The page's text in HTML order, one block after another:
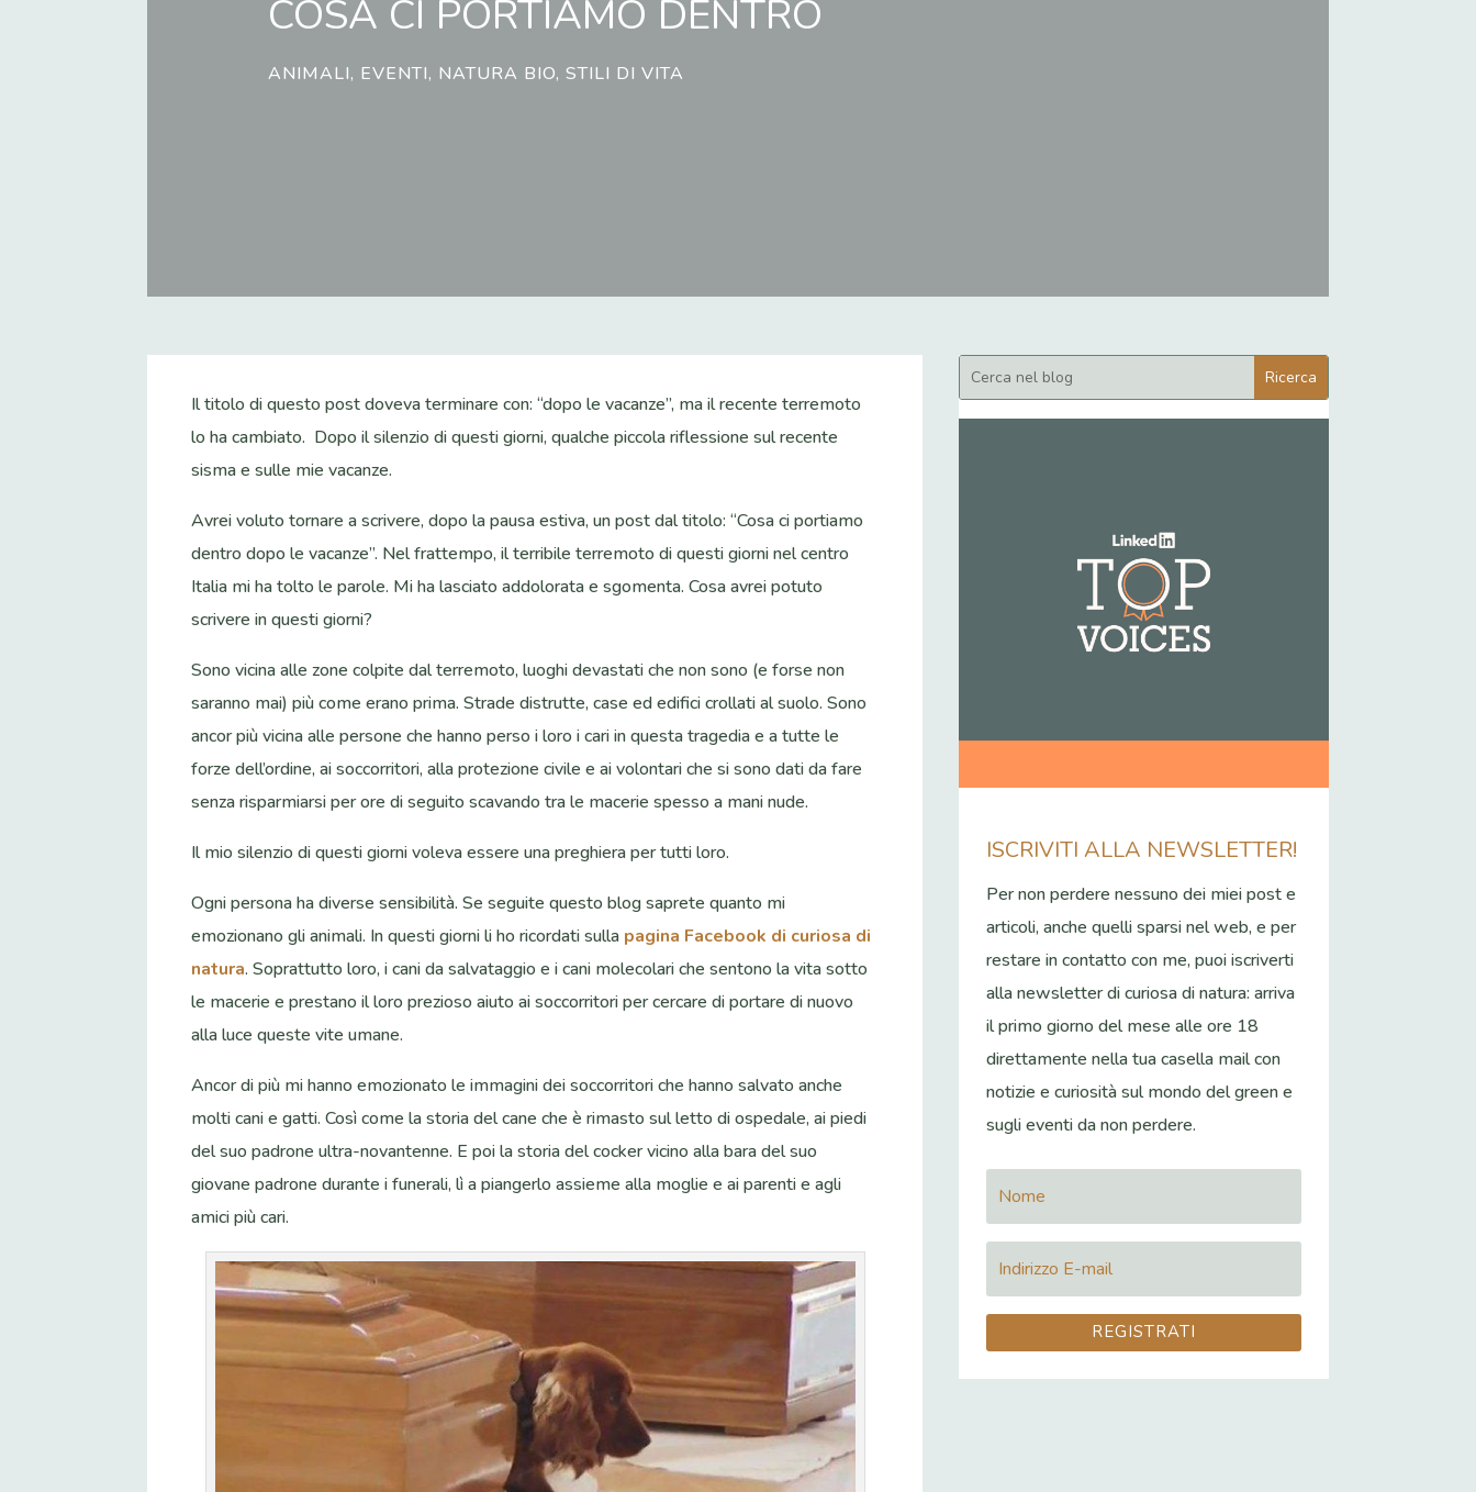
COSA CI PORTIAMO DENTRO
ANIMALI, EVENTI, NATURA BIO,STILI DI VITA
Il titolo di questo post doveva terminare con: “dopo le vacanze”, ma il recente terremoto
lo ha cambiato. Dopo il silenzio di questi giorni, qualche piccola riflessione sul recente
sisma e sulle mie vacanze.
Avrei voluto tornare a scrivere, dopo la pausa estiva, un post dal titolo: “Cosa ci portiamo
dentro dopo le vacanze”. Nel frattempo, il terribile terremoto di questi giorni nel centro
Italia mi ha tolto le parole. Mi ha lasciato addolorata e sgomenta. Cosa avrei potuto
scrivere in questi giorni?
Sono vicina alle zone colpite dal terremoto, luoghi devastati che non sono (e forse non
saranno mai) più come erano prima. Strade distrutte, case ed edifici crollati al suolo. Sono
ancor più vicina alle persone che hanno perso i loro i cari in questa tragedia e a tutte le
forze dell’ordine, ai soccorritori, alla protezione civile e ai volontari che si sono dati da fare
senza risparmiarsi per ore di seguito scavando tra le macerie spesso a mani nude.
Il mio silenzio di questi giorni voleva essere una preghiera per tutti loro.
Ogni persona ha diverse sensibilità. Se seguite questo blog saprete quanto mi
emozionano gli animali. In questi giorni li ho ricordati sulla pagina Facebook di curiosa di
natura. Soprattutto loro, i cani da salvataggio e i cani molecolari che sentono la vita sotto
le macerie e prestano il loro prezioso aiuto ai soccorritori per cercare di portare di nuovo
alla luce queste vite umane.
Ancor di più mi hanno emozionato le immagini dei soccorritori che hanno salvato anche
molti cani e gatti. Così come la storia del cane che è rimasto sul letto di ospedale, ai piedi
del suo padrone ultra-novantenne. E poi la storia del cocker vicino alla bara del suo
giovane padrone durante i funerali, lì a piangerlo assieme alla moglie e ai parenti e agli
amici più cari.
ISCRIVITI ALLA NEWSLETTER!
Per non perdere nessuno dei miei post e
articoli, anche quelli sparsi nel web, e per
restare in contatto con me, puoi iscriverti
alla newsletter di curiosa di natura: arriva
il primo giorno del mese alle ore 18
direttamente nella tua casella mail con
notizie e curiosità sul mondo del green e
sugli eventi da non perdere.
REGISTRATI